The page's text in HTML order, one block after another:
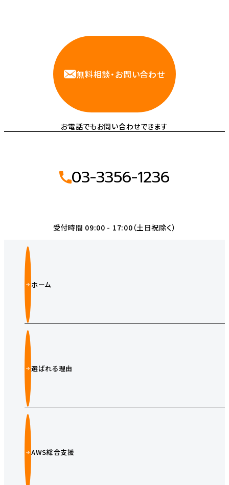
無料相談・お問い合わせ
お電話でもお問い合わせできます
03-3356-1236
受付時間 09:00 - 17:00（土日祝除く）
ホーム
選ばれる理由
AWS総合支援